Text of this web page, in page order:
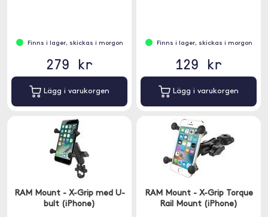
Finns i lager, skickas i morgon
279 kr
Lägg i varukorgen
Finns i lager, skickas i morgon
129 kr
Lägg i varukorgen
RAM Mount - X-Grip med U-
bult (iPhone)
RAM Mount - X-Grip Torque
Rail Mount (iPhone)